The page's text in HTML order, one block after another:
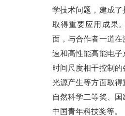
学技术问题，建成
取得重要应用成果
面，与合作者一道
速和高性能高能电
时间尺度相干控制
光源产生等方面取
自然科学二等奖、国
中国青年科技奖等。